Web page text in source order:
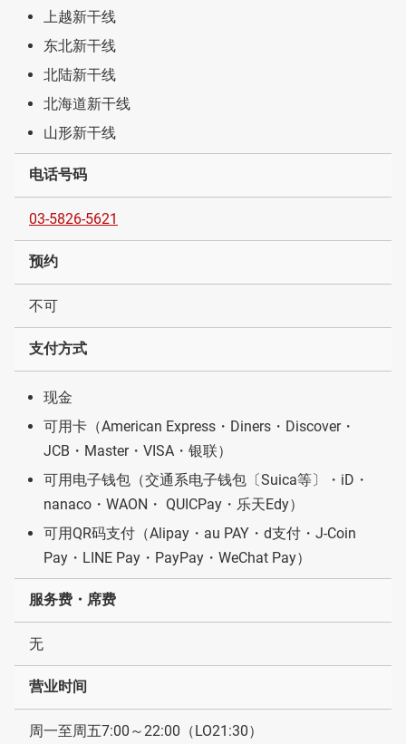
上越新干线
东北新干线
北陆新干线
北海道新干线
山形新干线
电话号码
03-5826-5621
预约
不可
支付方式
现金
可用卡（American Express・Diners・Discover・
JCB・Master・VISA・银联）
可用电子钱包（交通系电子钱包〔Suica等〕・iD・
nanaco・WAON・ QUICPay・乐天Edy）
可用QR码支付（Alipay・au PAY・d支付・J-Coin
Pay・LINE Pay・PayPay・WeChat Pay）
服务费・席费
无
营业时间
周一至周五7:00～22:00（LO21:30）